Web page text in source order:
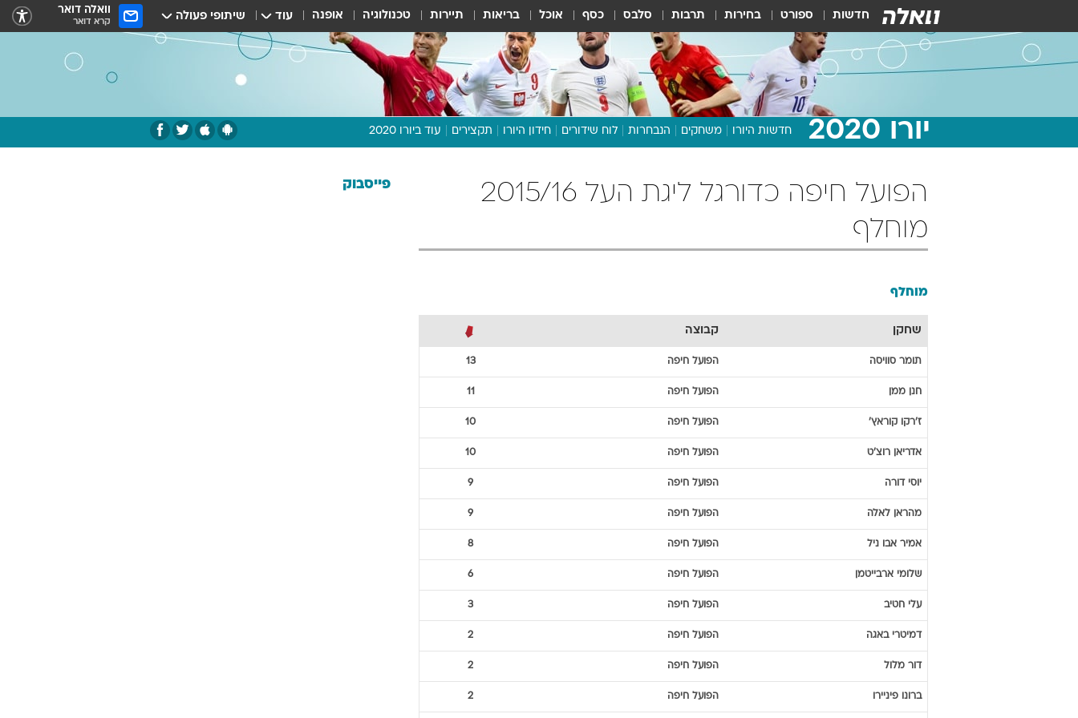
חדשות ספורט בחירות תרבות סלבס כסף אוכל בריאות תיירות טכנולוגיה אופנה עוד שיתופי פעולה וואלה דואר
קרא דואר
יורו 2020 חדשות היורו משחקים הנבחרות לוח שידורים חידון היורו תקצירים עוד ביורו 2020
הפועל חיפה כדורגל ליגת העל 2015/16
מוחלף
מוחלף
שחקן קבוצה
תומר סוויסה הפועל חיפה 13
חנן ממן הפועל חיפה 11
ז'רקו קוראץ' הפועל חיפה 10
אדריאן רוצ'ט הפועל חיפה 10
יוסי דורה הפועל חיפה 9
מהראן לאלה הפועל חיפה 9
אמיר אבו ניל הפועל חיפה 8
שלומי ארבייטמן הפועל חיפה 6
עלי חטיב הפועל חיפה 3
דמיטרי באגה הפועל חיפה 2
דור מלול הפועל חיפה 2
ברונו פיניירו הפועל חיפה 2
פייסבוק